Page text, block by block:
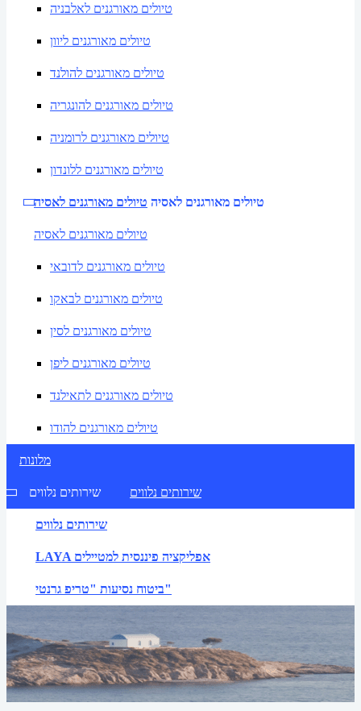
טיולים מאורגנים לאלבניה
טיולים מאורגנים ליוון
טיולים מאורגנים להולנד
טיולים מאורגנים להונגריה
טיולים מאורגנים לרומניה
טיולים מאורגנים ללונדון
טיולים מאורגנים לאסיה טיולים מאורגנים לאסיה
טיולים מאורגנים לאסיה
טיולים מאורגנים לדובאי
טיולים מאורגנים לבאקו
טיולים מאורגנים לסין
טיולים מאורגנים ליפן
טיולים מאורגנים לתאילנד
טיולים מאורגנים להודו
מלונות
שירותים נלווים שירותים נלווים
שירותים נלווים
LAYA אפליקציה פיננסית למטיילים
ביטוח נסיעות "טריפ גרנטי"